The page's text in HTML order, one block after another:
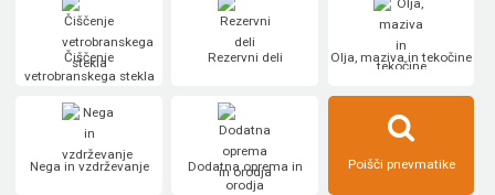
Čiščenje
vetrobranskega stekla
Rezervni deli Olja, maziva in tekočine
Nega in vzdrževanje
Dodatna oprema in
orodja
Poišči pnevmatike